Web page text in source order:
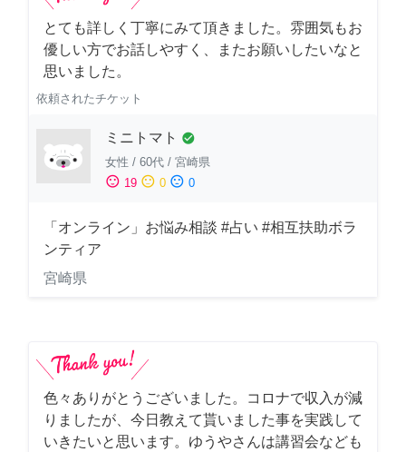
とても詳しく丁寧にみて頂きました。雰囲気もお
優しい方でお話しやすく、またお願いしたいなと
思いました。
依頼されたチケット
ミニトマト check_circle
女性 / 60代 / 宮崎県
sentiment_satisfied 19 sentiment_neutral 0 sentiment_dissatisfied 0
「オンライン」お悩み相談 #占い #相互扶助ボラ
ンティア
宮崎県
色々ありがとうございました。コロナで収入が減
りましたが、今日教えて貰いました事を実践して
いきたいと思います。ゆうやさんは講習会なども